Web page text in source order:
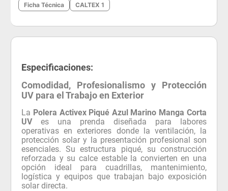
Ficha Técnica CALTEX 1
Especificaciones:
Comodidad, Profesionalismo y Protección
UV para el Trabajo en Exterior
La Polera Activex Piqué Azul Marino Manga Corta
UVes una prenda diseñada para labores
operativas en exteriores donde la ventilación, la
protección solar y la presentación profesional son
esenciales. Su estructura piqué, su construcción
reforzada y su calce estable la convierten en una
opción ideal para cuadrillas, mantenimiento,
logística y equipos que trabajan bajo exposición
solar directa.